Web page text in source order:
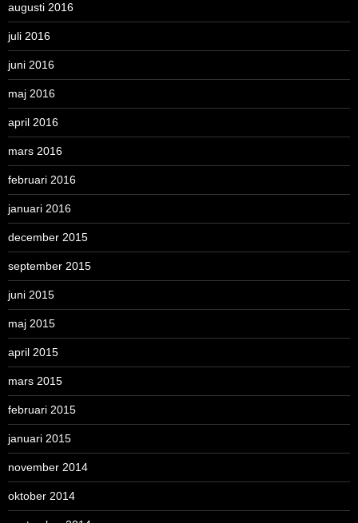
augusti 2016
juli 2016
juni 2016
maj 2016
april 2016
mars 2016
februari 2016
januari 2016
december 2015
september 2015
juni 2015
maj 2015
april 2015
mars 2015
februari 2015
januari 2015
november 2014
oktober 2014